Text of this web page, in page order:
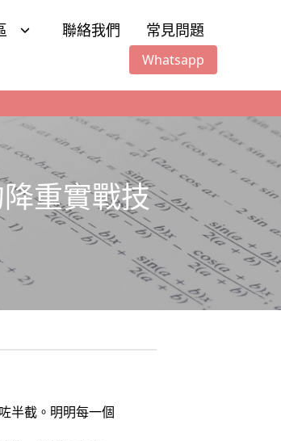
聯絡我們 常見問題
Whatsapp
重實戰技
半截。明明每一個